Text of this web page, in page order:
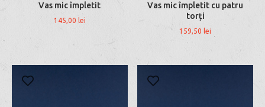
Vas mic împletit
145,00 lei
Vas mic împletit cu patru
torți
159,50 lei